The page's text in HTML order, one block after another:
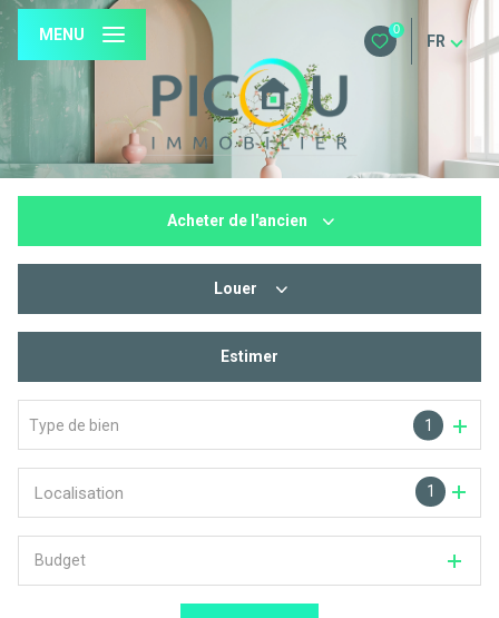
0
FR
MENU
Acheter de l'ancien
De l'immo pro
Louer
Estimer
Type de bien 1
1
Localisation
Budget